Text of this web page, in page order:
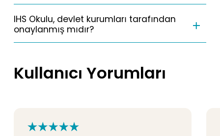
IHS Okulu, devlet kurumları tarafından
onaylanmış mıdır?
Kullanıcı Yorumları